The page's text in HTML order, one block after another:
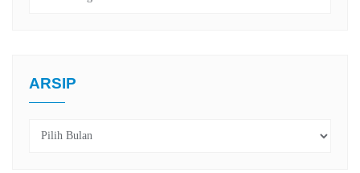
ARSIP
Arsip